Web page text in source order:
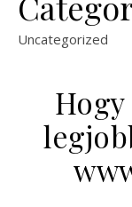
Uncategorized